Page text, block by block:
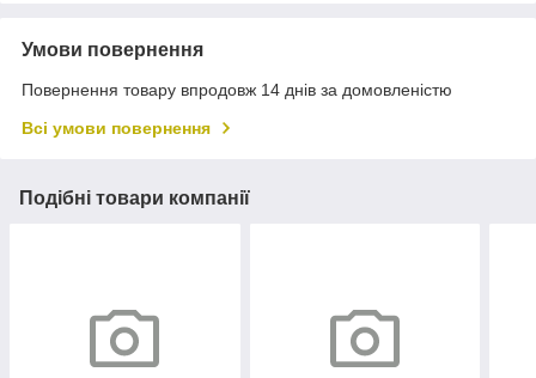
Умови повернення
Повернення товару впродовж 14 днів за домовленістю
Всі умови повернення
Подібні товари компанії